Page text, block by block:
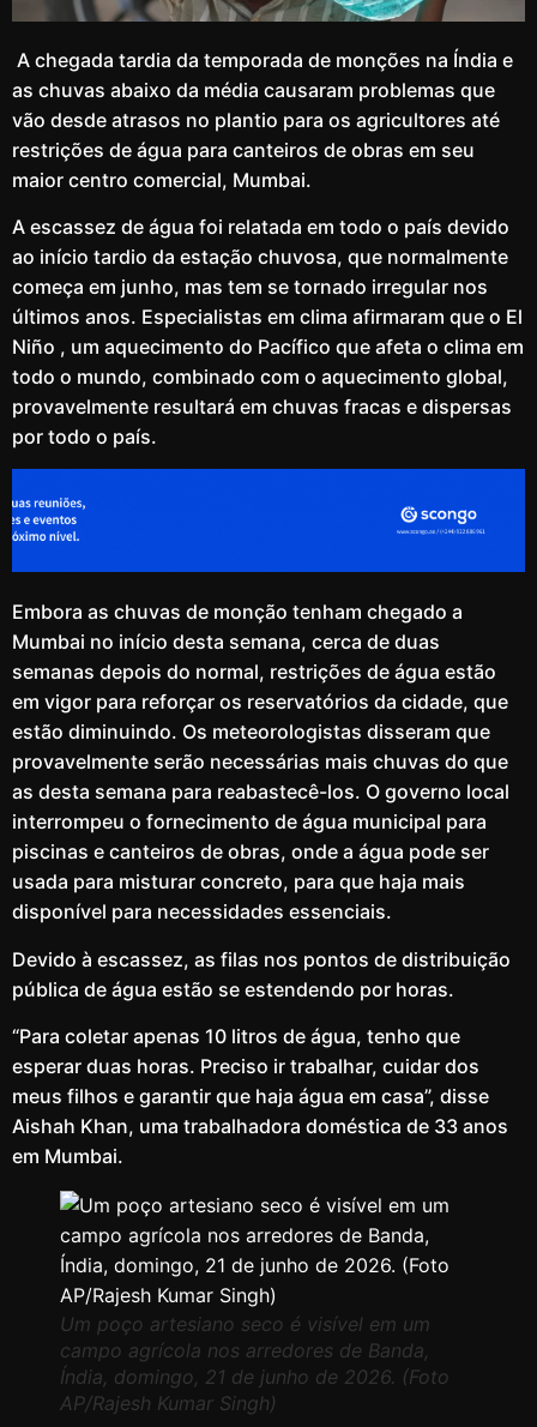
A chegada tardia da temporada de monções na Índia e
as chuvas abaixo da média causaram problemas que
vão desde atrasos no plantio para os agricultores até
restrições de água para canteiros de obras em seu
maior centro comercial, Mumbai.
A escassez de água foi relatada em todo o país devido
ao início tardio da estação chuvosa, que normalmente
começa em junho, mas tem se tornado irregular nos
últimos anos. Especialistas em clima afirmaram que o El
Niño , um aquecimento do Pacífico que afeta o clima em
todo o mundo, combinado com o aquecimento global,
provavelmente resultará em chuvas fracas e dispersas
por todo o país.
Embora as chuvas de monção tenham chegado a
Mumbai no início desta semana, cerca de duas
semanas depois do normal, restrições de água estão
em vigor para reforçar os reservatórios da cidade, que
estão diminuindo. Os meteorologistas disseram que
provavelmente serão necessárias mais chuvas do que
as desta semana para reabastecê-los. O governo local
interrompeu o fornecimento de água municipal para
piscinas e canteiros de obras, onde a água pode ser
usada para misturar concreto, para que haja mais
disponível para necessidades essenciais.
Devido à escassez, as filas nos pontos de distribuição
pública de água estão se estendendo por horas.
“Para coletar apenas 10 litros de água, tenho que
esperar duas horas. Preciso ir trabalhar, cuidar dos
meus filhos e garantir que haja água em casa”, disse
Aishah Khan, uma trabalhadora doméstica de 33 anos
em Mumbai.
Um poço artesiano seco é visível em um
campo agrícola nos arredores de Banda,
Índia, domingo, 21 de junho de 2026. (Foto
AP/Rajesh Kumar Singh)